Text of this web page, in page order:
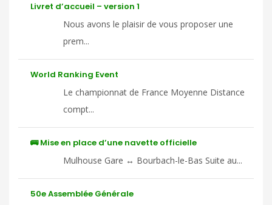
Livret d’accueil – version 1
Nous avons le plaisir de vous proposer une
prem...
World Ranking Event
Le championnat de France Moyenne Distance
compt...
🚌 Mise en place d’une navette officielle
Mulhouse Gare ↔ Bourbach-le-Bas Suite au...
50e Assemblée Générale